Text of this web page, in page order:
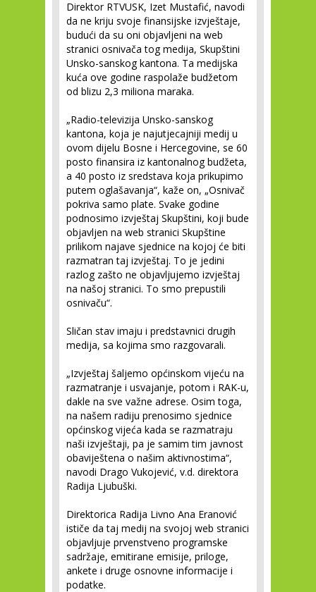
Direktor RTVUSK, Izet Mustafić, navodi
da ne kriju svoje finansijske izvještaje,
budući da su oni objavljeni na web
stranici osnivača tog medija, Skupštini
Unsko-sanskog kantona. Ta medijska
kuća ove godine raspolaže budžetom
od blizu 2,3 miliona maraka.
„Radio-televizija Unsko-sanskog
kantona, koja je najutjecajniji medij u
ovom dijelu Bosne i Hercegovine, se 60
posto finansira iz kantonalnog budžeta,
a 40 posto iz sredstava koja prikupimo
putem oglašavanja“, kaže on, „Osnivač
pokriva samo plate. Svake godine
podnosimo izvještaj Skupštini, koji bude
objavljen na web stranici Skupštine
prilikom najave sjednice na kojoj će biti
razmatran taj izvještaj. To je jedini
razlog zašto ne objavljujemo izvještaj
na našoj stranici. To smo prepustili
osnivaču“.
Sličan stav imaju i predstavnici drugih
medija, sa kojima smo razgovarali.
„Izvještaj šaljemo općinskom vijeću na
razmatranje i usvajanje, potom i RAK-u,
dakle na sve važne adrese. Osim toga,
na našem radiju prenosimo sjednice
općinskog vijeća kada se razmatraju
naši izvještaji, pa je samim tim javnost
obaviještena o našim aktivnostima“,
navodi Drago Vukojević, v.d. direktora
Radija Ljubuški.
Direktorica Radija Livno Ana Eranović
ističe da taj medij na svojoj web stranici
objavljuje prvenstveno programske
sadržaje, emitirane emisije, priloge,
ankete i druge osnovne informacije i
podatke.